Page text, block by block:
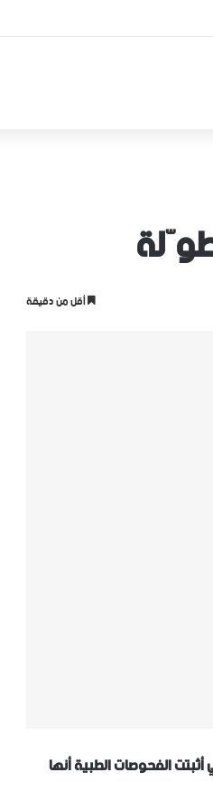
أقل من دقيقة
أثبتت الفحوصات الطبية أنها